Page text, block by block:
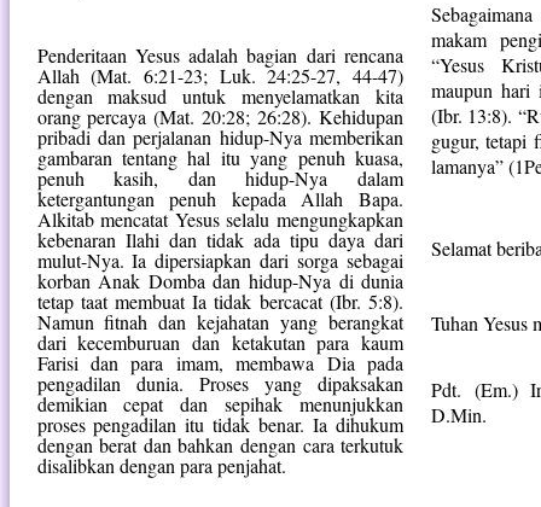
Penderitaan Yesus adalah bagian dari rencana
Allah (Mat. 6:21-23; Luk. 24:25-27, 44-47)
dengan maksud untuk menyelamatkan kita
orang percaya (Mat. 20:28; 26:28). Kehidupan
pribadi dan perjalanan hidup-Nya memberikan
gambaran tentang hal itu yang penuh kuasa,
penuh kasih, dan hidup-Nya dalam
ketergantungan penuh kepada Allah Bapa.
Alkitab mencatat Yesus selalu mengungkapkan
kebenaran Ilahi dan tidak ada tipu daya dari
mulut-Nya. Ia dipersiapkan dari sorga sebagai
korban Anak Domba dan hidup-Nya di dunia
tetap taat membuat Ia tidak bercacat (Ibr. 5:8).
Namun fitnah dan kejahatan yang berangkat
dari kecemburuan dan ketakutan para kaum
Farisi dan para imam, membawa Dia pada
pengadilan dunia. Proses yang dipaksakan
demikian cepat dan sepihak menunjukkan
proses pengadilan itu tidak benar. Ia dihukum
dengan berat dan bahkan dengan cara terkutuk
disalibkan dengan para penjahat.
makam
“Yesus
maupun hari
(Ibr. 13:8).
gugur, tetapi
lamanya”
Selamat
Tuhan Yesus
Pdt. (Em.)
D.Min.